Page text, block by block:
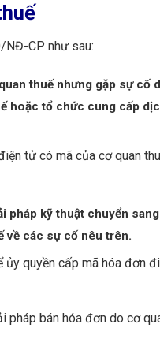
NĐ-CP như sau:
thuế nhưng gặp sự cố
hoặc tổ chức cung cấp
tử có mã của cơ quan
pháp kỹ thuật chuyển
về các sự cố nêu trên.
quyền cấp mã hóa đơn
pháp bán hóa đơn do cơ